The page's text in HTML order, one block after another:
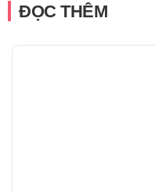
ĐỌC THÊM